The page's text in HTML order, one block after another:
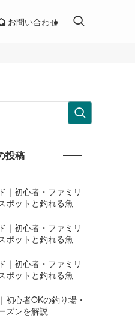
お問い合わせ
投稿
｜初心者・ファミリ
ポットと釣れる魚
｜初心者・ファミリ
ポットと釣れる魚
｜初心者・ファミリ
ポットと釣れる魚
初心者OKの釣り場・
ズンを解説